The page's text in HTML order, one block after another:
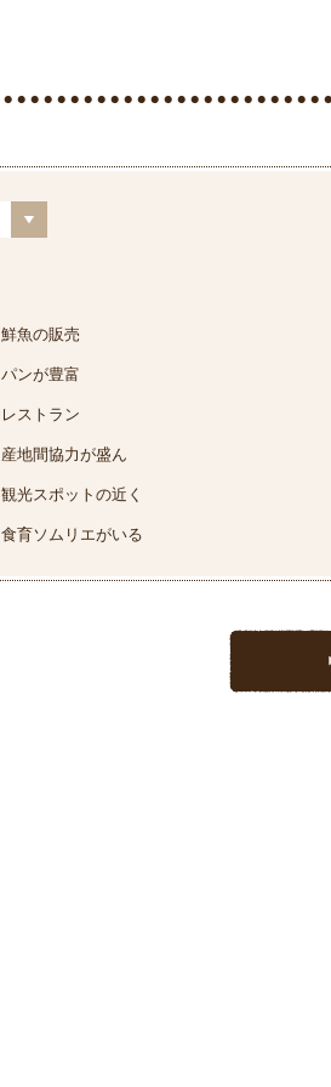
鮮魚の販売
パンが豊富
レストラン
産地間協力が盛ん
観光スポットの近く
食育ソムリエがいる